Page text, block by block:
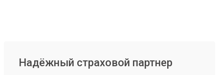
Надёжный страховой партнер